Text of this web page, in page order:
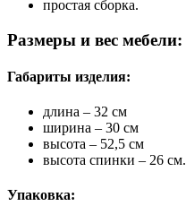
простая сборка.
Размеры и вес мебели:
Габариты изделия:
длина – 32 см
ширина – 30 см
высота – 52,5 см
высота спинки – 26 см.
Упаковка: